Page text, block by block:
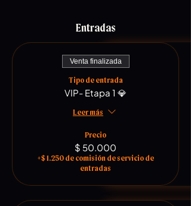
Entradas
Venta finalizada
Tipo de entrada
VIP- Etapa 1 💎
Leer más
Precio
$ 50.000
+$ 1.250 de comisión de servicio de
entradas